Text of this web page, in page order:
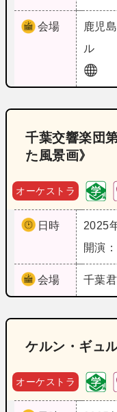
会場 鹿児島
ル
千葉交響楽団
た風景画》
オーケストラ
日時
2025
開演
会場 千葉
ケルン・ギュ
オーケストラ